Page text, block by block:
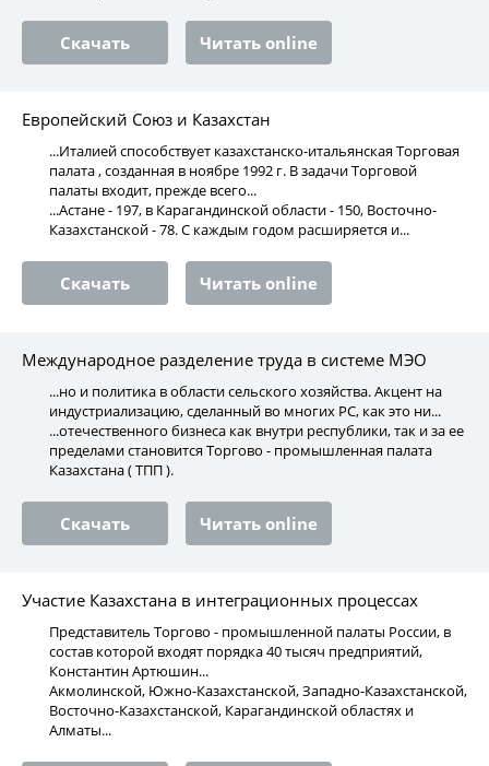
Скачать Читать online
Европейский Союз и Казахстан
...Италией способствует казахстанско-итальянская Торговая
палата , созданная в ноябре 1992 г. В задачи Торговой
палаты входит, прежде всего...
...Астане - 197, в Карагандинской области - 150, Восточно-
Казахстанской - 78. С каждым годом расширяется и...
Скачать Читать online
Международное разделение труда в системе МЭО
...но и политика в области сельского хозяйства. Акцент на
индустриализацию, сделанный во многих РС, как это ни...
...отечественного бизнеса как внутри республики, так и за ее
пределами становится Торгово - промышленная палата
Казахстана ( ТПП ).
Скачать Читать online
Участие Казахстана в интеграционных процессах
Представитель Торгово - промышленной палаты России, в
состав которой входят порядка 40 тысяч предприятий,
Константин Артюшин...
Акмолинской, Южно-Казахстанской, Западно-Казахстанской,
Восточно-Казахстанской, Карагандинской областях и
Алматы...